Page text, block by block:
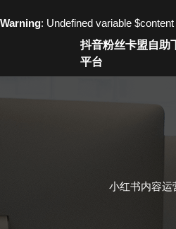
Warning: Undefined variable $content
抖音粉丝卡盟自助
平台
小红书内容运